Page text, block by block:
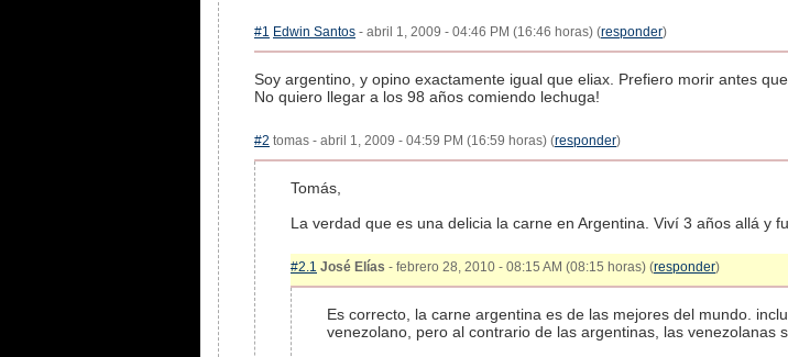
#1 Edwin Santos - abril 1, 2009 - 04:46 PM (16:46 horas) (responder)
Soy argentino, y opino exactamente igual que eliax. Prefiero morir antes
No quiero llegar a los 98 años comiendo lechuga!
#2 tomas - abril 1, 2009 - 04:59 PM (16:59 horas) (responder)
Tomás,
La verdad que es una delicia la carne en Argentina. Viví 3 años allá y
#2.1 José Elías - febrero 28, 2010 - 08:15 AM (08:15 horas) (responder)
Es correcto, la carne argentina es de las mejores del mundo.
venezolano, pero al contrario de las argentinas, las venezolanas